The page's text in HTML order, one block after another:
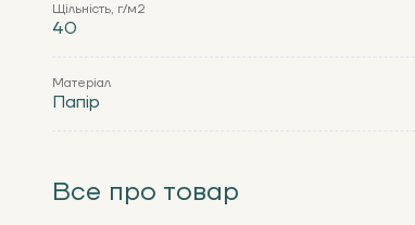
Щільність, г/м2
40
Матеріал
Папір
Все про товар